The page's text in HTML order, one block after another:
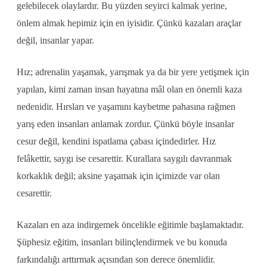
gelebilecek olaylardır. Bu yüzden seyirci kalmak yerine,
önlem almak hepimiz için en iyisidir. Çünkü kazaları araçlar
değil, insanlar yapar.
Hız; adrenalin yaşamak, yarışmak ya da bir yere yetişmek için
yapılan, kimi zaman insan hayatına mâl olan en önemli kaza
nedenidir. Hırsları ve yaşamını kaybetme pahasına rağmen
yarış eden insanları anlamak zordur. Çünkü böyle insanlar
cesur değil, kendini ispatlama çabası içindedirler. Hız
felâkettir, saygı ise cesarettir. Kurallara saygılı davranmak
korkaklık değil; aksine yaşamak için içimizde var olan
cesarettir.
Kazaları en aza indirgemek öncelikle eğitimle başlamaktadır.
Şüphesiz eğitim, insanları bilinçlendirmek ve bu konuda
farkındalığı arttırmak açısından son derece önemlidir.